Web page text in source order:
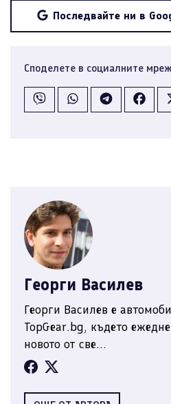
Последвайте ни в
Споделете в социалните
Георги Василев
Георги Василев е
TopGear.bg, където
новото от све...